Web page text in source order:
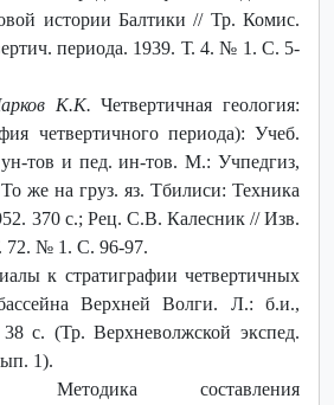
истории Балтики // Тр. Комис.
периода. 1939. Т. 4. № 1. С. 5-
К.К. Четвертичная геология:
четвертичного периода): Учеб.
тов и пед. ин-тов. М.: Учпедгиз,
же на груз. яз. Тбилиси: Техника
370 с.; Рец. С.В. Калесник // Изв.
72. № 1. С. 96-97.
к стратиграфии четвертичных
Верхней Волги. Л.: б.и.,
с. (Тр. Верхневолжской экспед.
1).
Методика составления